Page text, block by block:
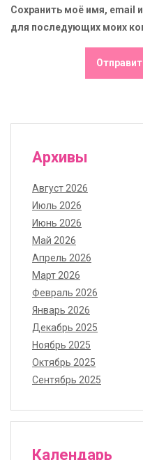
Сохранить моё имя, email
для последующих моих
Архивы
Август 2026
Июль 2026
Июнь 2026
Май 2026
Апрель 2026
Март 2026
Февраль 2026
Январь 2026
Декабрь 2025
Ноябрь 2025
Октябрь 2025
Сентябрь 2025
Календарь